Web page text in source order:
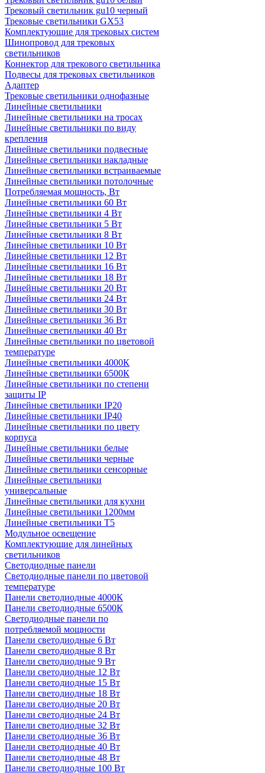
Трековый светильник gu10 черный
Трековые светильники GX53
Комплектующие для трековых систем
Шинопровод для трековых
светильников
Коннектор для трекового светильника
Подвесы для трековых светильников
Адаптер
Трековые светильники однофазные
Линейные светильники
Линейные светильники на тросах
Линейные светильники по виду
крепления
Линейные светильники подвесные
Линейные светильники накладные
Линейные светильники встраиваемые
Линейные светильники потолочные
Потребляемая мощность, Вт
Линейные светильники 60 Вт
Линейные светильники 4 Вт
Линейные светильники 5 Вт
Линейные светильники 8 Вт
Линейные светильники 10 Вт
Линейные светильники 12 Вт
Линейные светильники 16 Вт
Линейные светильники 18 Вт
Линейные светильники 20 Вт
Линейные светильники 24 Вт
Линейные светильники 30 Вт
Линейные светильники 36 Вт
Линейные светильники 40 Вт
Линейные светильники по цветовой
температуре
Линейные светильники 4000К
Линейные светильники 6500К
Линейные светильники по степени
защиты IP
Линейные светильники IP20
Линейные светильники IP40
Линейные светильники по цвету
корпуса
Линейные светильники белые
Линейные светильники черные
Линейные светильники сенсорные
Линейные светильники
универсальные
Линейные светильники для кухни
Линейные светильники 1200мм
Линейные светильники Т5
Модульное освещение
Комплектующие для линейных
светильников
Светодиодные панели
Светодиодные панели по цветовой
температуре
Панели светодиодные 4000К
Панели светодиодные 6500К
Светодиодные панели по
потребляемой мощности
Панели светодиодные 6 Вт
Панели светодиодные 8 Вт
Панели светодиодные 9 Вт
Панели светодиодные 12 Вт
Панели светодиодные 15 Вт
Панели светодиодные 18 Вт
Панели светодиодные 20 Вт
Панели светодиодные 24 Вт
Панели светодиодные 32 Вт
Панели светодиодные 36 Вт
Панели светодиодные 40 Вт
Панели светодиодные 48 Вт
Панели светодиодные 100 Вт